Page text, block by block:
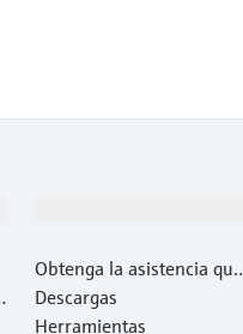
Obtenga la asistencia que
necesita con rapidez
Descargas
Herramientas